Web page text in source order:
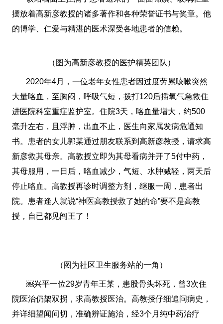
摆放着高新彦教授的诸多著作和各种荣誉证书与奖章。他
的博学、仁爱与精湛的医术深受各地患者的信赖。
（图为高新彦教授的医护精英团队）
2020年4月，一位老年女性患者因过度劳累咳嗽突然
大量咯血，至胸闷，呼吸气短，拨打120后插氧气急救住
进医院科室重症监护室。住院3天，咯血量增大，约500
毫升左右，且浮肿，出血不止，医生向家属发病危通知
书。患者的女儿郭某通过朋友联系到高新彦教授，请求高
新彦救其母亲。高教授立即为其母看病并开了5付中药，
其母服用，一日后，咯血减少，气短、水肿减轻，两天后
停止咯血。高教授再诊时调整方剂，继服一周，患者出
院。患者逢人就说“神医高教授救了她的命”要不是高教
授，自已都见阎王了！
（图为社区卫生服务站的一角）
￼兴平一位29岁青年王某，患股骨头坏死，曾3次住
院医治仍架双拐，求高教授医治。高教授仔细追问病史，
并详细望闻问切，准确辨证施治，经3个月纯中药治疗